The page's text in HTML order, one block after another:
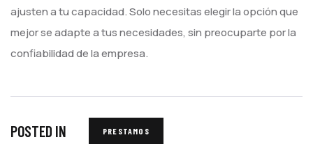
ajusten a tu capacidad. Solo necesitas elegir la opción que
mejor se adapte a tus necesidades, sin preocuparte por la
confiabilidad de la empresa.
POSTED IN PRESTAMOS